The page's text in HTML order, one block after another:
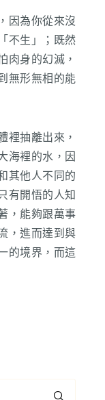
因為你從來沒
不生」；既然
肉身的幻滅，
無形無相的能
裡抽離出來，
海裡的水，因
其他人不同的
有開悟的人知
，能夠跟萬事
，進而達到與
的境界，而這